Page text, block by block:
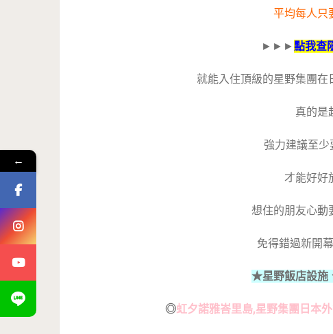
平均每人只
►►►點我查
就能入住頂級的星野集團在
真的是
強力建議至少
才能好好
想住的朋友心動
免得錯過新開
★星野飯店設施
◎虹夕諾雅峇里島,星野集團日本
←